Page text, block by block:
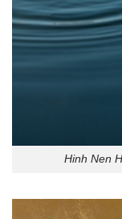
Hinh Nen